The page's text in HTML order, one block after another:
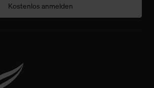
Kostenlos anmelden